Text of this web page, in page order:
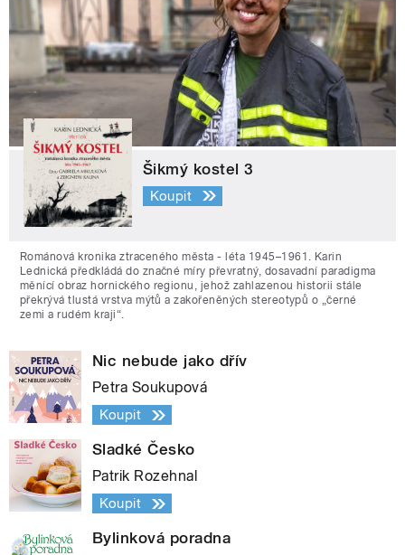
Šikmý kostel 3
Koupit
Románová kronika ztraceného města - léta 1945–1961. Karin
Lednická předkládá do značné míry převratný, dosavadní paradigma
měnící obraz hornického regionu, jehož zahlazenou historii stále
překrývá tlustá vrstva mýtů a zakořeněných stereotypů o „černé
zemi a rudém kraji“.
Nic nebude jako dřív
Petra Soukupová
Koupit
Sladké Česko
Patrik Rozehnal
Koupit
Bylinková poradna